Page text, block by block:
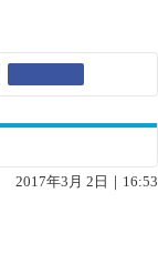
2017年3月 2日｜16:53